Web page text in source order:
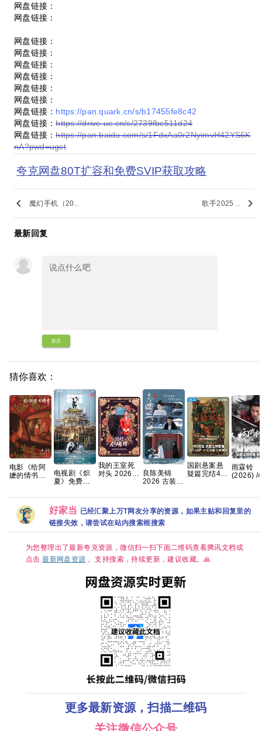
网盘链接：
网盘链接：
网盘链接：
网盘链接：
网盘链接：
网盘链接：
网盘链接：
网盘链接：
网盘链接： https://pan.quark.cn/s/b17455fe8c42
网盘链接：https://drive.uc.cn/s/2739fbc511d24
网盘链接：https://pan.baidu.com/s/1FdxAa0r2NyimvH42YS6K
nA?pwd=ugct
夸克网盘80T扩容和免费SVIP获取攻略
keyboard_arrow_left 魔幻手机（20.. 歌手2025 .. keyboard_arrow_right
最新回复
提交
猜你喜欢：
电影《给阿
嬷的情书》
度网盘资源
电视剧《炽
夏》免费高
度网盘资源
分享
我的王室死
对头 2026
情】 【林智
妍 / 许南
俊】【韩剧
中字】
良陈美锦
2026 古装
思成 已更最
新 夸克
国剧悬案悬
疑篇完结4K
集上线 王传
君江奇霖杨
烁主演
雨霖铃
(2026) /
克/百度
【单集1
8GB】
好家当 已经汇聚上万T网友分享的资源，如果主贴和回复里的
链接失效，请尝试在站内搜索框搜索
为您整理出了最新夸克资源，微信扫一扫下面二维码查看腾讯文档或
点击最新网盘资源 。支持搜索，持续更新，建议收藏。🙏
更多最新资源，扫描二维码